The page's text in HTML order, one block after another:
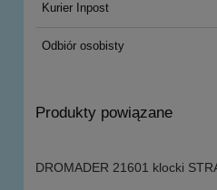
Kurier Inpost
Odbiór osobisty
Produkty powiązane
DROMADER 21601 klocki